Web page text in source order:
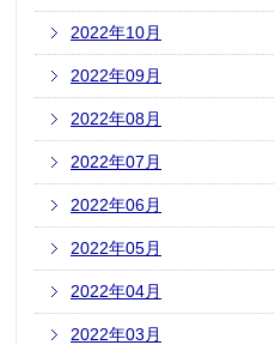
2022年10月
2022年09月
2022年08月
2022年07月
2022年06月
2022年05月
2022年04月
2022年03月